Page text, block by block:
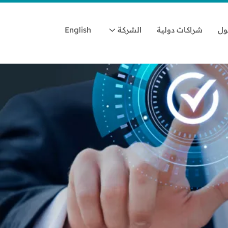
شراكات دولية الشركة English